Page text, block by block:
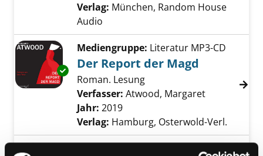
Verlag: München, Random House
Audio
Exemplar-Details von Der Report der Magd
Mediengruppe: Literatur MP3-CD
Der Report der Magd
Roman. Lesung
Verfasser: Atwood, Margaret
Jahr: 2019
Verlag: Hamburg, Osterwold-Verl.
Literatur CD